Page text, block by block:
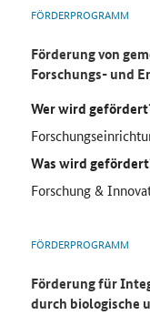
FÖRDERPROGRAMM
Förderung von
Forschungs- und
Wer wird
Was wird
Forschung &
FÖRDERPROGRAMM
Förderung für
durch biologische